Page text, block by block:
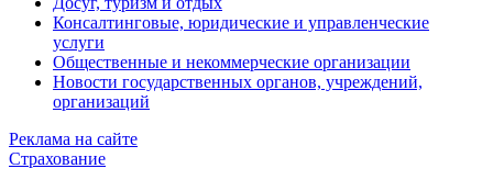
Консалтинговые, юридические и управленческие
услуги
Общественные и некоммерческие организации
Новости государственных органов, учреждений,
организаций
Реклама на сайте
Страхование